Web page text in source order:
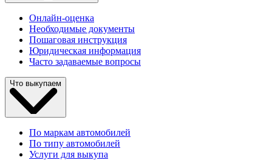
Онлайн-оценка
Необходимые документы
Пошаговая инструкция
Юридическая информация
Часто задаваемые вопросы
Что выкупаем
По маркам автомобилей
По типу автомобилей
Услуги для выкупа